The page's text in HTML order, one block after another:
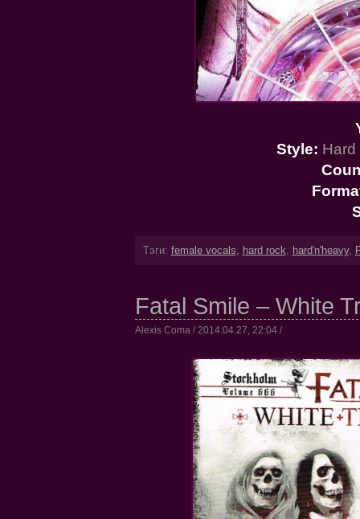
Style: Hard
Тэги: female vocals, hard rock, hard'n'heavy,
Fatal Smile – White
Alexis Coma / 2014.04.27, 22:04 /